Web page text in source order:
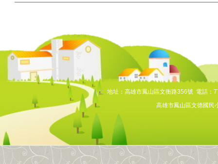
::: 地址：高雄市鳳山區文衡路356號 電話
高雄市鳳山區文德國民